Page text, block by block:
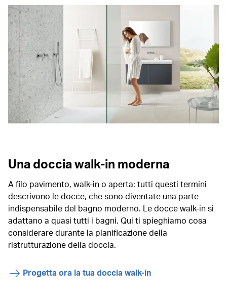
Una doccia walk-in moderna
A filo pavimento, walk-in o aperta: tutti questi termini
descrivono le docce, che sono diventate una parte
indispensabile del bagno moderno. Le docce walk-in si
adattano a quasi tutti i bagni. Qui ti spieghiamo cosa
considerare durante la pianificazione della
ristrutturazione della doccia.
Progetta ora la tua doccia walk-in